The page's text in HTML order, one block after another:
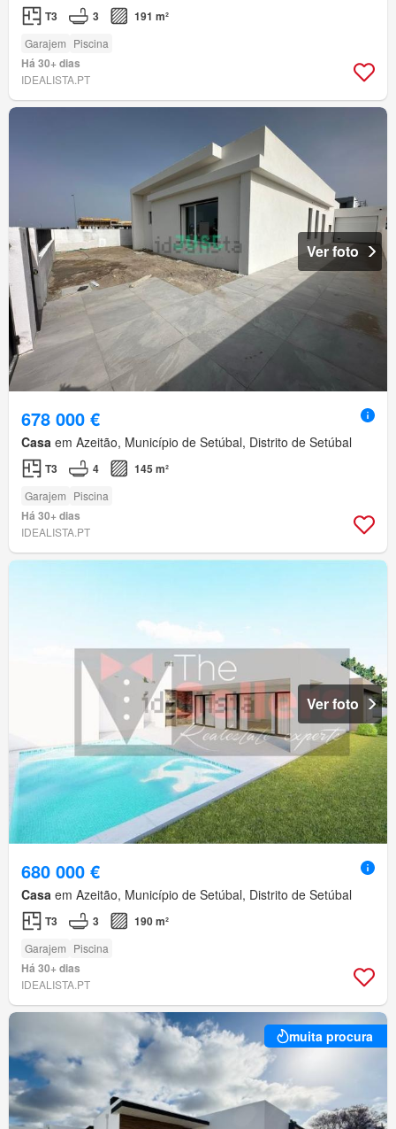
T3 3 191 m²
Garajem Piscina
Há 30+ dias
IDEALISTA.PT
Ver foto
678 000 €
Casa em Azeitão, Município de Setúbal, Distrito de Setúbal
T3 4 145 m²
Garajem Piscina
Há 30+ dias
IDEALISTA.PT
Ver foto
680 000 €
Casa em Azeitão, Município de Setúbal, Distrito de Setúbal
T3 3 190 m²
Garajem Piscina
Há 30+ dias
IDEALISTA.PT
muita procura